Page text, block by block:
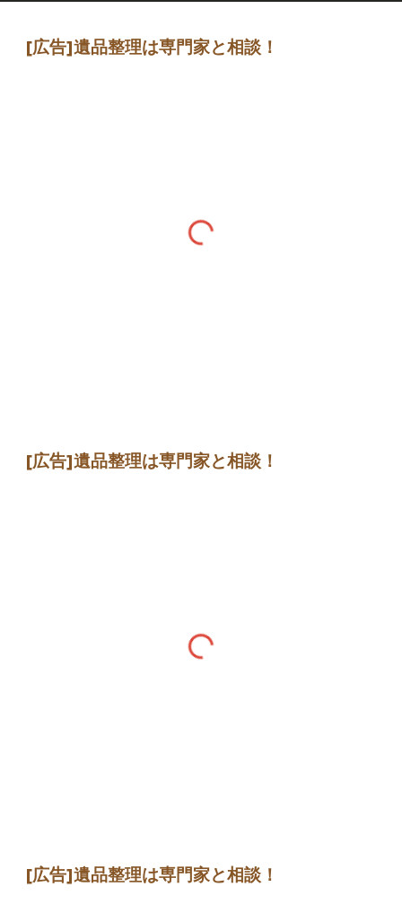
[広告]遺品整理は専門家と相談 ！
[広告]遺品整理は専門家と相談 ！
[広告]遺品整理は専門家と相談！